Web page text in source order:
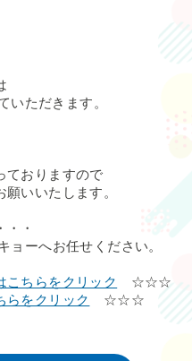
いただきます。
ておりますので
いいたします。
・
ョーへお任せください。
こちらをクリック
☆☆☆
らをクリック ☆☆☆